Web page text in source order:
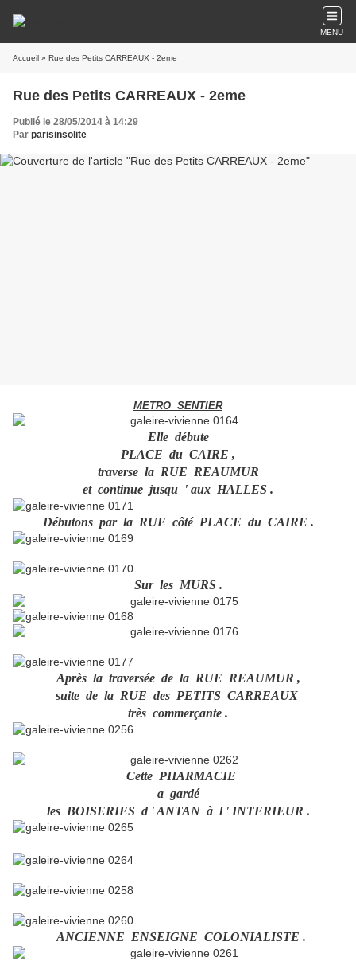
MENU
Accueil » Rue des Petits CARREAUX - 2eme
Rue des Petits CARREAUX - 2eme
Publié le 28/05/2014 à 14:29
Par parisinsolite
METRO SENTIER
Elle débute
PLACE du CAIRE ,
traverse la RUE REAUMUR
et continue jusqu ' aux HALLES .
Débutons par la RUE côté PLACE du CAIRE .
Sur les MURS .
Après la traversée de la RUE REAUMUR ,
suite de la RUE des PETITS CARREAUX
très commerçante .
Cette PHARMACIE
a gardé
les BOISERIES d ' ANTAN à l ' INTERIEUR .
ANCIENNE ENSEIGNE COLONIALISTE .